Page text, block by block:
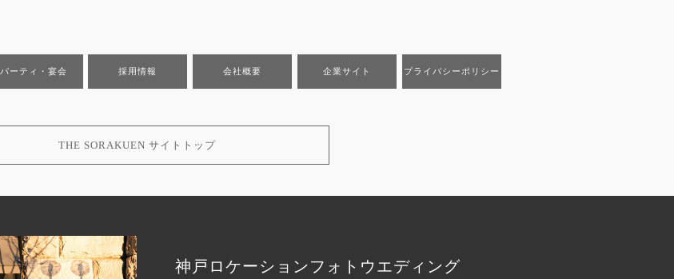
パーティ・宴会 採用情報 会社概要 企業サイト プライバシーポリシー
THE SORAKUEN サイトトップ
神戸ロケーションフォトウエディング